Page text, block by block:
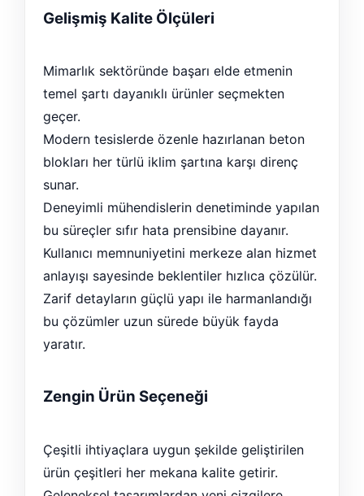
Gelişmiş Kalite Ölçüleri
Mimarlık sektöründe başarı elde etmenin
temel şartı dayanıklı ürünler seçmekten
geçer.
Modern tesislerde özenle hazırlanan beton
blokları her türlü iklim şartına karşı direnç
sunar.
Deneyimli mühendislerin denetiminde yapılan
bu süreçler sıfır hata prensibine dayanır.
Kullanıcı memnuniyetini merkeze alan hizmet
anlayışı sayesinde beklentiler hızlıca çözülür.
Zarif detayların güçlü yapı ile harmanlandığı
bu çözümler uzun sürede büyük fayda
yaratır.
Zengin Ürün Seçeneği
Çeşitli ihtiyaçlara uygun şekilde geliştirilen
ürün çeşitleri her mekana kalite getirir.